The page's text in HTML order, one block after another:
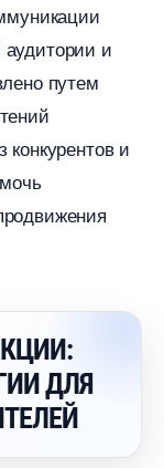
и
путем
и
ДЛЯ